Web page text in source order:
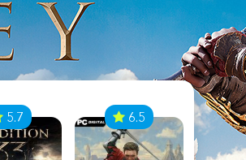
5.7 6.5